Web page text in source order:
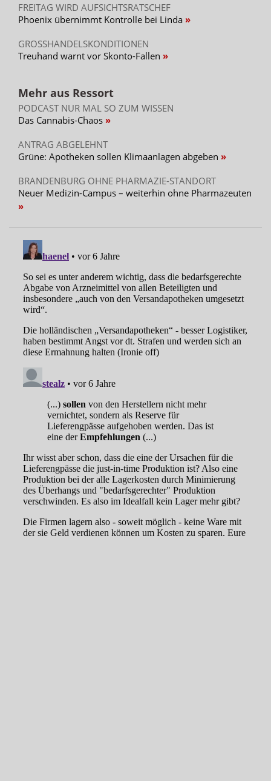
FREITAG WIRD AUFSICHTSRATSCHEF
Phoenix übernimmt Kontrolle bei Linda
GROSSHANDELSKONDITIONEN
Treuhand warnt vor Skonto-Fallen
Mehr aus Ressort
PODCAST NUR MAL SO ZUM WISSEN
Das Cannabis-Chaos
ANTRAG ABGELEHNT
Grüne: Apotheken sollen Klimaanlagen abgeben
BRANDENBURG OHNE PHARMAZIE-STANDORT
Neuer Medizin-Campus – weiterhin ohne Pharmazeuten